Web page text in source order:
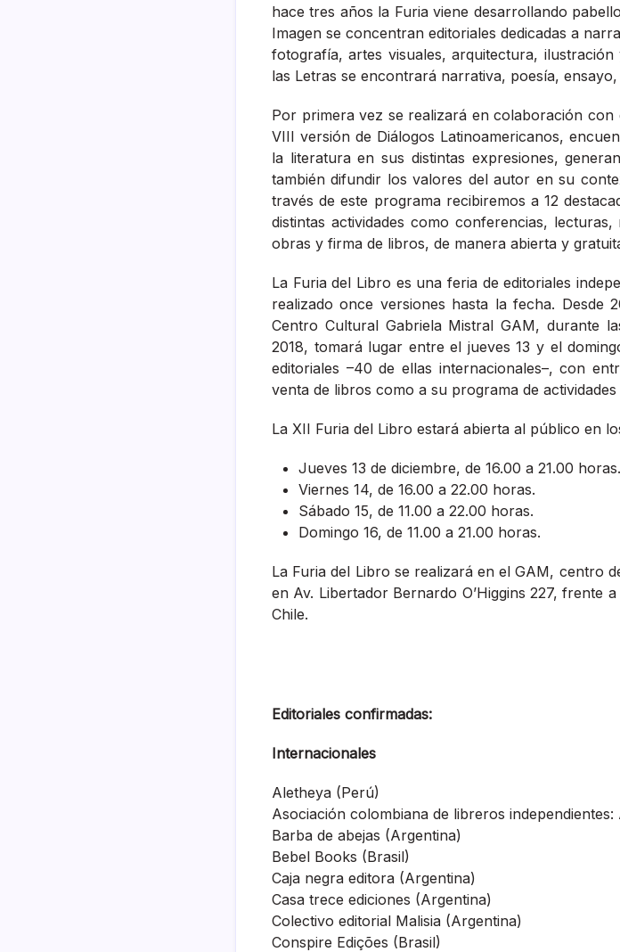
hace tres años la Furia viene desarrollando
Imagen se concentran editoriales dedicadas a
fotografía, artes visuales, arquitectura,
las Letras se encontrará narrativa, poesía,
Por primera vez se realizará en colaboración
VIII versión de Diálogos Latinoamericanos,
la literatura en sus distintas expresiones,
también difundir los valores del autor en su
través de este programa recibiremos a 12
distintas actividades como conferencias,
obras y firma de libros, de manera abierta y
La Furia del Libro es una feria de editoriales
realizado once versiones hasta la fecha. Desde
Centro Cultural Gabriela Mistral GAM, durante
2018, tomará lugar entre el jueves 13 y el
editoriales –40 de ellas internacionales–, con
venta de libros como a su programa de
La XII Furia del Libro estará abierta al público en
Jueves 13 de diciembre, de 16.00 a 21.00 horas.
Viernes 14, de 16.00 a 22.00 horas.
Sábado 15, de 11.00 a 22.00 horas.
Domingo 16, de 11.00 a 21.00 horas.
La Furia del Libro se realizará en elGAM, centro
en Av. Libertador Bernardo O’Higgins 227, frente
Chile.
Editoriales confirmadas:
Internacionales
Aletheya (Perú)
Asociación colombiana de libreros independientes:
Barba de abejas (Argentina)
Bebel Books (Brasil)
Caja negra editora (Argentina)
Casa trece ediciones (Argentina)
Colectivo editorial Malisia (Argentina)
Conspire Edições (Brasil)